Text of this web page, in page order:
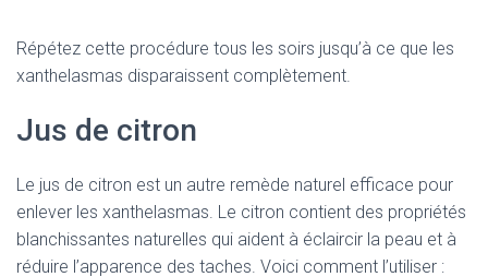
Répétez cette procédure tous les soirs jusqu’à ce que les
xanthelasmas disparaissent complètement.
Jus de citron
Le jus de citron est un autre remède naturel efficace pour
enlever les xanthelasmas. Le citron contient des propriétés
blanchissantes naturelles qui aident à éclaircir la peau et à
réduire l’apparence des taches. Voici comment l’utiliser :